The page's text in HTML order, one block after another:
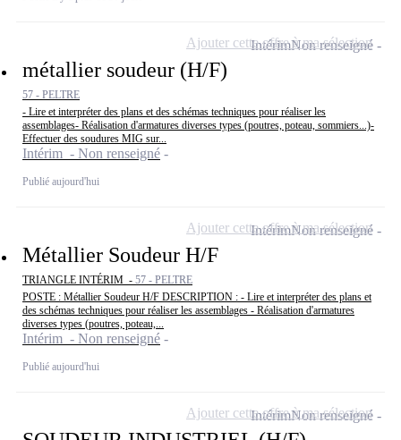
métallier soudeur (H/F)
57 - PELTRE
- Lire et interpréter des plans et des schémas techniques pour réaliser les
assemblages- Réalisation d'armatures diverses types (poutres, poteau, sommiers...)-
Effectuer des soudures MIG sur...
Intérim - Non renseigné
Publié aujourd'hui
IntérimNon renseigné
Ajouter cette offre à ma sélection
Métallier Soudeur H/F
TRIANGLE INTÉRIM - 57 - PELTRE
POSTE : Métallier Soudeur H/F DESCRIPTION : - Lire et interpréter des plans et
des schémas techniques pour réaliser les assemblages - Réalisation d'armatures
diverses types (poutres, poteau,...
Intérim - Non renseigné
Publié aujourd'hui
IntérimNon renseigné
Ajouter cette offre à ma sélection
IntérimNon renseigné
Ajouter cette offre à ma sélection